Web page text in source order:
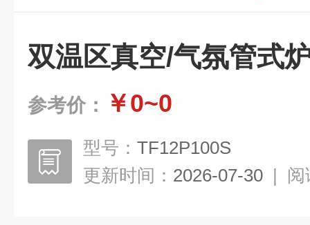
双温区真空/气氛管式
参考价： ￥0~0
型号： TF12P100S
更新时间： 2026-07-30 | 阅